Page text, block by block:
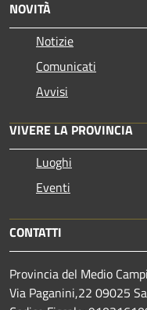
NOVITÀ
Notizie
Comunicati
Avvisi
VIVERE LA PROVINCIA
Luoghi
Eventi
CONTATTI
Provincia del Medio
Via Paganini,22 09025